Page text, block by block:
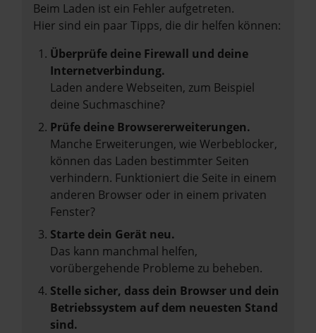
Beim Laden ist ein Fehler aufgetreten.
Hier sind ein paar Tipps, die dir helfen können:
Überprüfe deine Firewall und deine
Internetverbindung.
Laden andere Webseiten, zum Beispiel
deine Suchmaschine?
Prüfe deine Browsererweiterungen.
Manche Erweiterungen, wie Werbeblocker,
können das Laden bestimmter Seiten
verhindern. Funktioniert die Seite in einem
anderen Browser oder in einem privaten
Fenster?
Starte dein Gerät neu.
Das kann manchmal helfen,
vorübergehende Probleme zu beheben.
Stelle sicher, dass dein Browser und dein
Betriebssystem auf dem neuesten Stand
sind.